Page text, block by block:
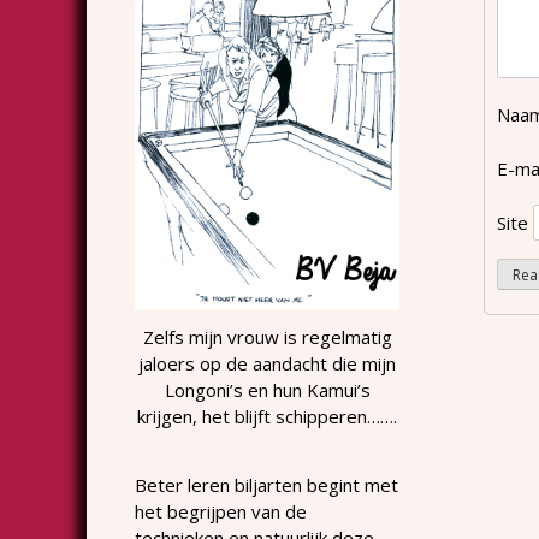
E-
Site
Zelfs mijn vrouw is regelmatig
jaloers op de aandacht die mijn
Longoni’s en hun Kamui’s
krijgen, het blijft schipperen…….
Beter leren biljarten begint met
het begrijpen van de